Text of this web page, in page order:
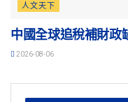
人文天下
中國全球追稅補財政
2026-08-06